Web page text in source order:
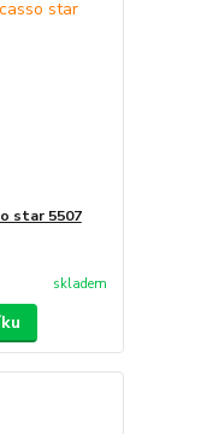
star 5507
skladem